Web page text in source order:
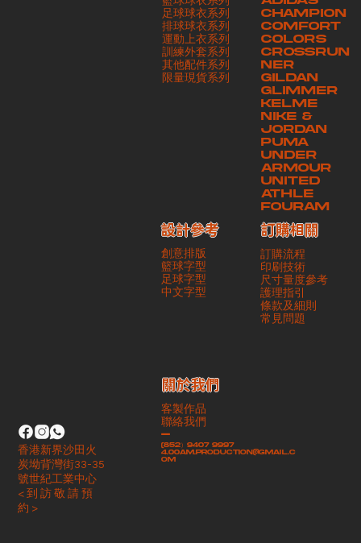
/ 貨品提取 商品製作完成後，4AM 團隊將聯絡貴客安排貨款餘額及提取
貨品。貴客可選擇最適合的付款方式以及取貨安排
隊核實有關款項 - 任何轉帳或換匯交易手續費等額外費用，一概不歸屬
本公司之責任 - 貴客請於收獲本公司正式訂購單據後 3 個工作天內安排
付款。如未能按期繳付所需款項，貴客須緻交因逾期所衍生之額外行政費
3個工作天｜到付｜​ - 貴客請於貨品可取日起之 10 個工作天內安排提取
貨品，如逾期未取，本公司將不予保存相關貨品。有關貨款訂金將不予歸
還，貴客仍須負責貨款餘額 - 貴客請於收貨時小心核對貨品數量及檢查
貨品品質 - 基於 S.F. Express / GoGoVan 等託運商為第三方服務，
本公司將保證貨品安全到達第三方手中。如第三方在運送過程中引致任何
有關貨品之遺失、損毀、誤投或運送延誤，本公司一律不負責
足球球衣系列
排球球衣系列
運動上衣系列
訓練外套系列
其他配件系列
​限量現貨系列
CHAMPION
COMFORT
COLORS
CROSSRUN
NER
GILDAN
GLIMMER
KELME
NIKE &
JORDAN
PUMA
UNDER
ARMOUR
UNITED
ATHLE
FOURAM
創意排版
籃球字型
足球字型
​中文字型
設計參考
訂購流程
印刷技術
尺寸量度參考
護理指引
條款及細則
​常見問題
訂購相關
客製作品
聯絡我們
-
(852）9407 9997
4.00am.production@gmail.c
om
​關於我們
香港新界沙田火
炭坳背灣街33-35
號世紀工業中心
< 到 訪 敬 請 預
約 >